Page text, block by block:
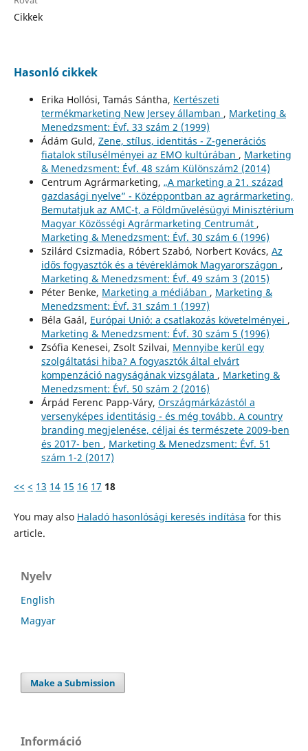
Cikkek
Hasonló cikkek
Erika Hollósi, Tamás Sántha, Kertészeti
termékmarketing New Jersey államban , Marketing &
Menedzsment: Évf. 33 szám 2 (1999)
Ádám Guld, Zene, stílus, identitás - Z-generációs
fiatalok stílusélményei az EMO kultúrában , Marketing
& Menedzsment: Évf. 48 szám Különszám2 (2014)
Centrum Agrármarketing, „A marketing a 21. század
gazdasági nyelve” - Középpontban az agrármarketing,
Bemutatjuk az AMC-t, a Földművelésügyi Minisztérium
Magyar Közösségi Agrármarketing Centrumát ,
Marketing & Menedzsment: Évf. 30 szám 6 (1996)
Szilárd Csizmadia, Róbert Szabó, Norbert Kovács, Az
idős fogyasztók és a tévéreklámok Magyarországon ,
Marketing & Menedzsment: Évf. 49 szám 3 (2015)
Péter Benke, Marketing a médiában , Marketing &
Menedzsment: Évf. 31 szám 1 (1997)
Béla Gaál, Európai Unió: a csatlakozás követelményei ,
Marketing & Menedzsment: Évf. 30 szám 5 (1996)
Zsófia Kenesei, Zsolt Szilvai, Mennyibe kerül egy
szolgáltatási hiba? A fogyasztók által elvárt
kompenzáció nagyságának vizsgálata , Marketing &
Menedzsment: Évf. 50 szám 2 (2016)
Árpád Ferenc Papp-Váry, Országmárkázástól a
versenyképes identitásig - és még tovább. A country
branding megjelenése, céljai és természete 2009-ben
és 2017- ben , Marketing & Menedzsment: Évf. 51
szám 1-2 (2017)
<< < 13 14 15 16 17 18
You may also Haladó hasonlósági keresés indítása for this
article.
Nyelv
English
Magyar
Make a Submission
Információ